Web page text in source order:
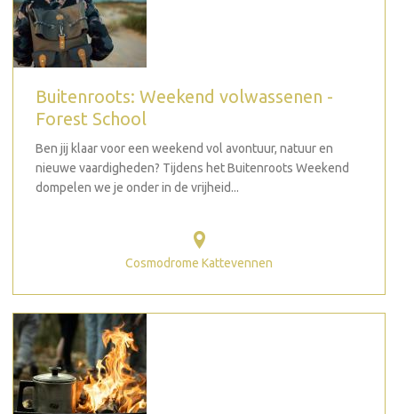
Buitenroots: Weekend volwassenen -
Forest School
Ben jij klaar voor een weekend vol avontuur, natuur en
nieuwe vaardigheden? Tijdens het Buitenroots Weekend
dompelen we je onder in de vrijheid...
Cosmodrome Kattevennen